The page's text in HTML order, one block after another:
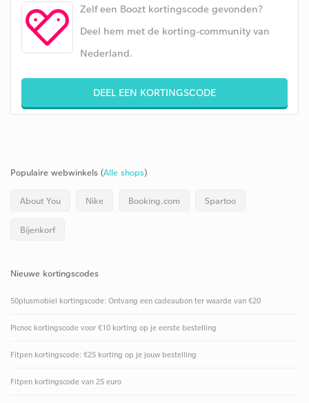
Zelf een Boozt kortingscode gevonden?
Deel hem met de korting-community van
Nederland.
DEEL EEN KORTINGSCODE
Populaire webwinkels (Alle shops)
About You Nike Booking.com Spartoo
Bijenkorf
Nieuwe kortingscodes
50plusmobiel kortingscode: Ontvang een cadeaubon ter waarde van €20
Picnoc kortingscode voor €10 korting op je eerste bestelling
Fitpen kortingscode: €25 korting op je jouw bestelling
Fitpen kortingscode van 25 euro